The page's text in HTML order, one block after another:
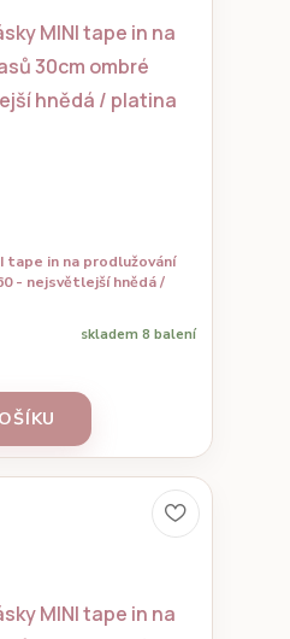
tape in na prodlužování
- nejsvětlejší hnědá /
skladem 8 balení